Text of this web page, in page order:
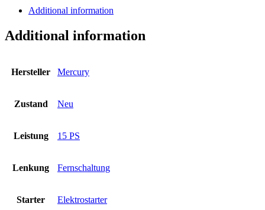
Additional information
Additional information
Hersteller Mercury
Zustand Neu
Leistung 15 PS
Lenkung Fernschaltung
Starter Elektrostarter